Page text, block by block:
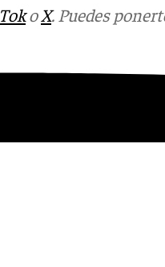
oX. Puedes